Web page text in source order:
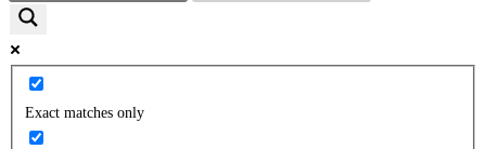
Exact matches only